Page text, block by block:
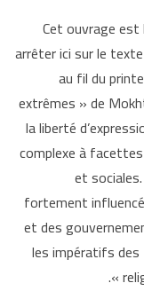
Cet ouvrage
arrêter ici sur le texte
au fil du
extrêmes » de
la liberté
complexe à
et
fortement
et des
les impératifs